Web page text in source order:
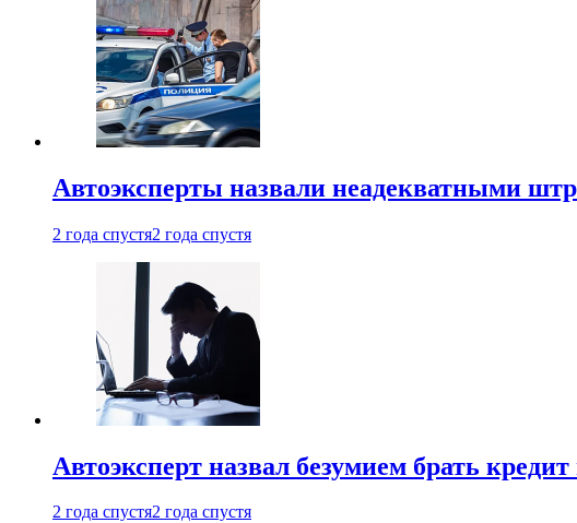
Автоэксперты назвали неадекватными
2 года спустя2 года спустя
Автоэксперт назвал безумием брать
2 года спустя2 года спустя